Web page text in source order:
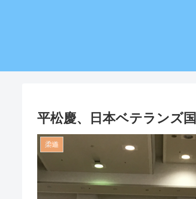
平松慶、日本ベテランズ
柔道